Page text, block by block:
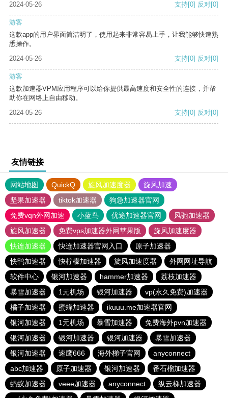
2024-05-26 支持[0] 反对[0]
游客
这款app的用户界面简洁明了，使用起来非常容易上手，让我能够快速熟
悉操作。
2024-05-26
支持[0] 反对[0]
游客
这款加速器VPM应用程序可以给你提供最高速度和安全性的连接，并帮
助你在网络上自由移动。
2024-05-26
支持[0] 反对[0]
友情链接
网站地图 QuickQ 旋风加速度器
旋风加速
坚果加速器
tiktok加速器
狗急加速器官网
免费vqn外网加速
小蓝鸟 优途加速器官网
风驰加速器
旋风加速器
免费vps加速器外网苹果版
旋风加速度器
快连加速器
快连加速器官网入口
原子加速器
快鸭加速器
快柠檬加速器 旋风加速度器
外网网址导航
软件中心
银河加速器 hammer加速器
荔枝加速器
暴雪加速器
1元机场 银河加速器
vp(永久免费)加速器
橘子加速器
蜜蜂加速器
ikuuu.me加速器官网
银河加速器
1元机场 暴雪加速器
免费海外pvn加速器
银河加速器
银河加速器 银河加速器
暴雪加速器
银河加速器
速鹰666 海外梯子官网
anyconnect
abc加速器
原子加速器 银河加速器
番石榴加速器
蚂蚁加速器
veee加速器 anyconnect
纵云梯加速器